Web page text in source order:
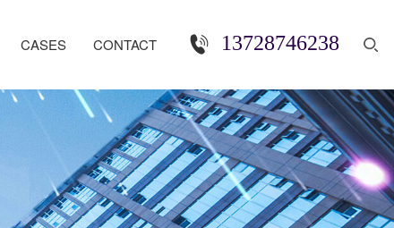
13728746238
CASES CONTACT